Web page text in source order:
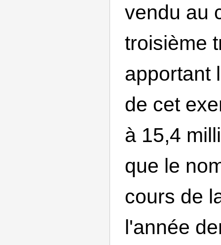
vendu au
troisième
apportant
de cet
à 15,4
que le
cours de
l'année